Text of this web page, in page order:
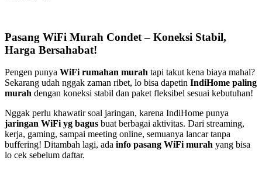
Pasang WiFi Murah Condet – Koneksi Stabil,
Harga Bersahabat!
Pengen punya WiFi rumahan murah tapi takut kena biaya mahal?
Sekarang udah nggak zaman ribet, lo bisa dapetin IndiHome paling
murah dengan koneksi stabil dan paket fleksibel sesuai kebutuhan!
Nggak perlu khawatir soal jaringan, karena IndiHome punya
jaringan WiFi yg bagus buat berbagai aktivitas. Dari streaming,
kerja, gaming, sampai meeting online, semuanya lancar tanpa
buffering! Ditambah lagi, ada info pasang WiFi murah yang bisa
lo cek sebelum daftar.